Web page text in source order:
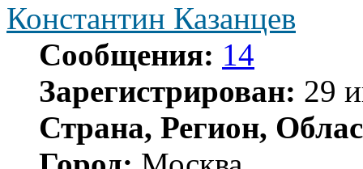
Константин Казанцев
Сообщения: 14
Зарегистрирован: 29
Страна, Регион,